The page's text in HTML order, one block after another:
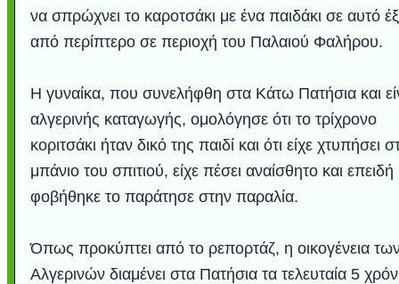
να σπρώχνει το καροτσάκι με ένα παιδάκι σε αυτό
από περίπτερο σε περιοχή του Παλαιού Φαλήρου.
Η γυναίκα, που συνελήφθη στα Κάτω Πατήσια και
αλγερινής καταγωγής, ομολόγησε ότι το τρίχρονο
κοριτσάκι ήταν δικό της παιδί και ότι είχε χτυπήσει
μπάνιο του σπιτιού, είχε πέσει αναίσθητο και επειδή
φοβήθηκε το παράτησε στην παραλία.
Όπως προκύπτει από το ρεπορτάζ, η οικογένεια
Αλγερινών διαμένει στα Πατήσια τα τελευταία 5